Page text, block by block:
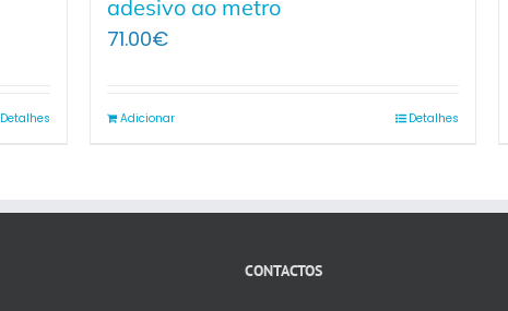
Detalhes
adesivo ao metro
71.00€
Adicionar Detalhes
CONTACTOS